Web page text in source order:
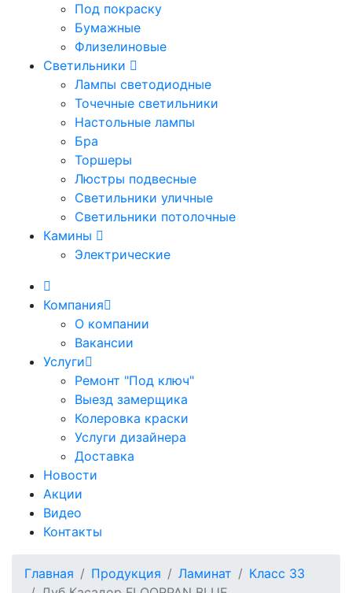
Под покраску
Бумажные
Флизелиновые
Светильники
Лампы светодиодные
Точечные светильники
Настольные лампы
Бра
Торшеры
Люстры подвесные
Светильники уличные
Светильники потолочные
Камины
Электрические
Компания
О компании
Вакансии
Услуги
Ремонт "Под ключ"
Выезд замерщика
Колеровка краски
Услуги дизайнера
Доставка
Новости
Акции
Видео
Контакты
Главная Продукция Ламинат
Класс 33